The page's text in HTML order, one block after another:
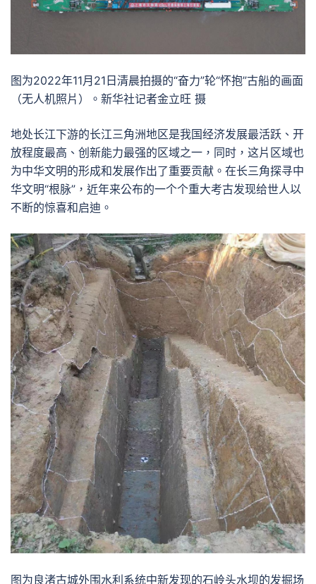
图为2022年11月21日清晨拍摄的“奋力”轮“怀抱”古船的画面
（无人机照片）。新华社记者金立旺 摄
地处长江下游的长江三角洲地区是我国经济发展最活跃、开
放程度最高、创新能力最强的区域之一，同时，这片区域也
为中华文明的形成和发展作出了重要贡献。在长三角探寻中
华文明“根脉”，近年来公布的一个个重大考古发现给世人以
不断的惊喜和启迪。
图为良渚古城外围水利系统中新发现的石岭头水坝的发掘场